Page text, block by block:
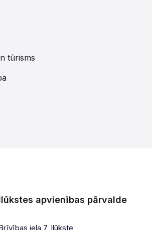
tūrisms
apvienības pārvalde
iela 7, Ilūkste,